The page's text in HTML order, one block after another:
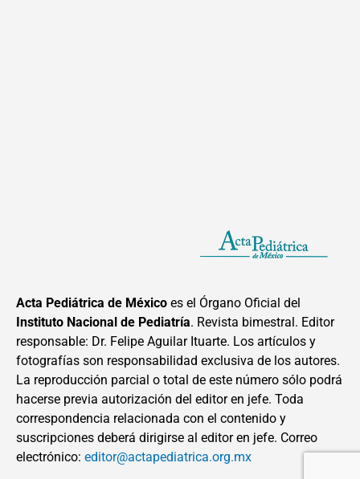
Acta Pediátrica de México es el Órgano Oficial del
Instituto Nacional de Pediatría. Revista bimestral. Editor
responsable: Dr. Felipe Aguilar Ituarte. Los artículos y
fotografías son responsabilidad exclusiva de los autores.
La reproducción parcial o total de este número sólo podrá
hacerse previa autorización del editor en jefe. Toda
correspondencia relacionada con el contenido y
suscripciones deberá dirigirse al editor en jefe. Correo
electrónico: editor@actapediatrica.org.mx